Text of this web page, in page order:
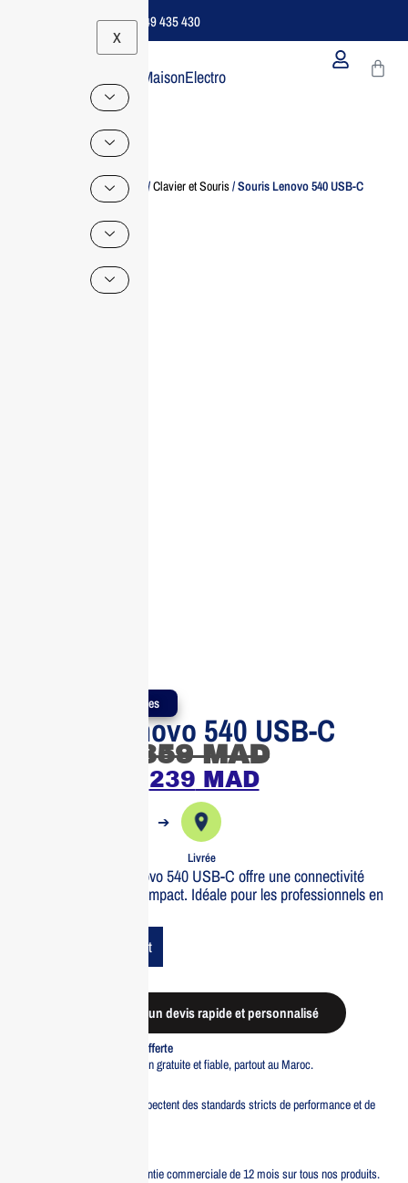
Support B2B Dédié | 06 49 435 430
X
MaisonElectro
Accessoire IT /Clavier et Souris/ Souris Lenovo 540 USB-C
Produits Authentiques
Souris Lenovo 540 USB-C
359MAD
239 MAD
➔
Livrée
La souris sans fil Lenovo 540 USB-C offre une connectivité
rapide et un design compact. Idéale pour les professionnels en
Add To Cart
Demander un devis rapide et personnalisé
Livraison standard offerte
Profitez d’une livraison gratuite et fiable, partout au Maroc.
Tous nos produits respectent des standards stricts de performance et de
Bénéficiez d’une garantie commerciale de 12 mois sur tous nos produits.